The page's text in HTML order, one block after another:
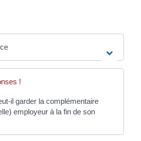
!
il garder la complémentaire
employeur à la fin de son